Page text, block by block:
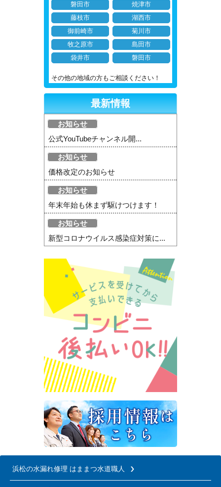
磐田市
焼津市
藤枝市
湖西市
御前崎市
菊川市
牧之原市
島田市
袋井市
磐田市
その他の地域の方もご相談ください！
最新情報
お知らせ
公式YouTubeチャンネル開...
お知らせ
価格改定のお知らせ
お知らせ
年末年始も休まず駆けつけます！
お知らせ
新型コロナウイルス感染症対策に...
浜松の水漏れ修理 はままつ水道職人